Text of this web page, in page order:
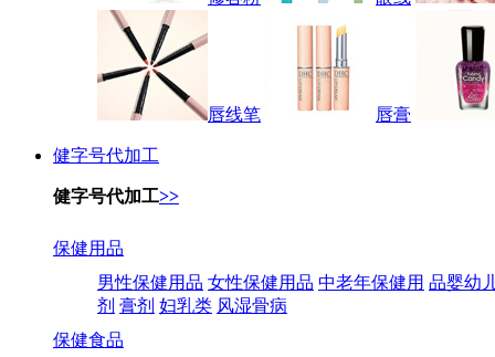
唇线笔 唇膏
健字号代加工
健字号代加工>>
保健用品
男性保健用品 女性保健用品 中老年保健用 品婴幼
剂 膏剂 妇乳类 风湿骨病
保健食品